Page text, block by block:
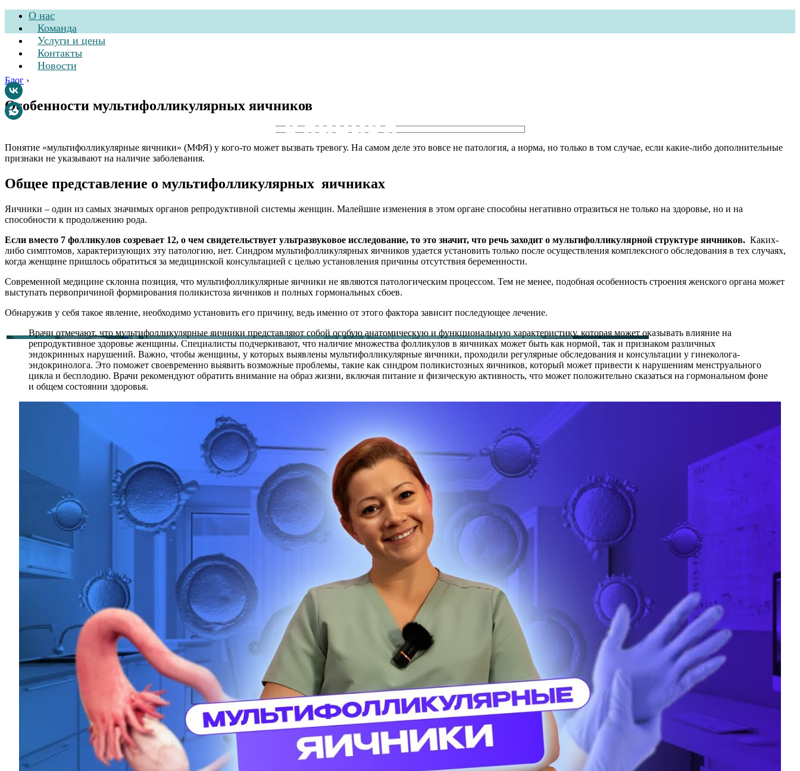
О нас
Команда
Услуги и цены
Контакты
Новости
Стоматологическая клиника
Блог ›
Особенности мультифолликулярных яичников
Понятие «мультифолликулярные яичники» (МФЯ) у кого-то может вызвать тревогу. На самом деле это вовсе не патология, а норма, но только в том случае, если какие-либо дополнительные
признаки не указывают на наличие заболевания.
Общее представление о мультифолликулярных яичниках
Яичники – один из самых значимых органов репродуктивной системы женщин. Малейшие изменения в этом органе способны негативно отразиться не только на здоровье, но и на
способности к продолжению рода.
Если вместо 7 фолликулов созревает 12, о чем свидетельствует ультразвуковое исследование, то это значит, что речь заходит о мультифолликулярной структуре яичников. Каких-
либо симптомов, характеризующих эту патологию, нет. Синдром мультифолликулярных яичников удается установить только после осуществления комплексного обследования в тех случаях,
когда женщине пришлось обратиться за медицинской консультацией с целью установления причины отсутствия беременности.
Современной медицине склонна позиция, что мультифолликулярные яичники не являются патологическим процессом. Тем не менее, подобная особенность строения женского органа может
выступать первопричиной формирования поликистоза яичников и полных гормональных сбоев.
Обнаружив у себя такое явление, необходимо установить его причину, ведь именно от этого фактора зависит последующее лечение.
Врачи отмечают, что мультифолликулярные яичники представляют собой особую анатомическую и функциональную характеристику, которая может оказывать влияние на
репродуктивное здоровье женщины. Специалисты подчеркивают, что наличие множества фолликулов в яичниках может быть как нормой, так и признаком различных
эндокринных нарушений. Важно, чтобы женщины, у которых выявлены мультифолликулярные яичники, проходили регулярные обследования и консультации у гинеколога-
эндокринолога. Это поможет своевременно выявить возможные проблемы, такие как синдром поликистозных яичников, который может привести к нарушениям менструального
цикла и бесплодию. Врачи рекомендуют обратить внимание на образ жизни, включая питание и физическую активность, что может положительно сказаться на гормональном фоне
и общем состоянии здоровья.